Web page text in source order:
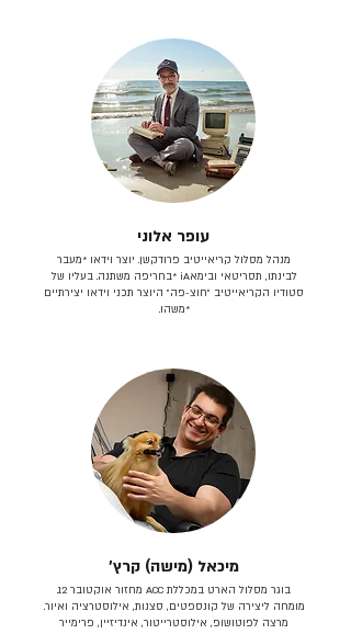
עופר אלוני
מנהל מסלול קריאייטיב פרודקשן. יוצר וידאו *מעבר
לבינתו, תסריטאי וב​ימאiA‎ *בחריפה משתנה. בעליו של
סטודיו הקריאייטיב ״חוצ-פה״ היוצר תכני וידאו יצירתיים
*משהו.
מיכאל (מישה) קרץ׳
בוגר מסלול הארט במכללת ACC מחזור אוקטובר 12.
מומחה ליצירה של קונספטים, סצנות, אילוסטרציה ואיור.
מרצה לפוטושופ, אילוסטרייטור, אינדיזיין, פרימייר